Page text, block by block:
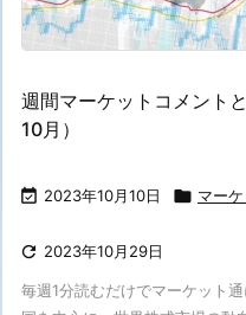
週間マーケットコメント
10月）
 2023年10月10日  マー
 2023年10月29日
毎週1分読むだけでマーケット